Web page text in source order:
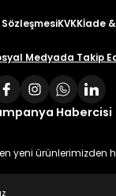
KVKKİade
Medyada Takip
Habercisi
yeni ürünlerimizden